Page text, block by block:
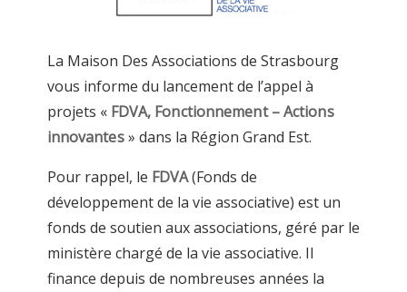
La Maison Des Associations de Strasbourg
vous informe du lancement de l’appel à
projets « FDVA, Fonctionnement – Actions
innovantes» dans la Région Grand Est.
Pour rappel, le FDVA(Fonds de
développement de la vie associative) est un
fonds de soutien aux associations, géré par le
ministère chargé de la vie associative. Il
finance depuis de nombreuses années la